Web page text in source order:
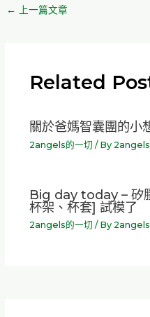
← 上一篇文章
Related
關於爸媽智囊團的小
2angels的一切 / By
Big day today – 矽
杯架、杯套] 試模了
2angels的一切 / By